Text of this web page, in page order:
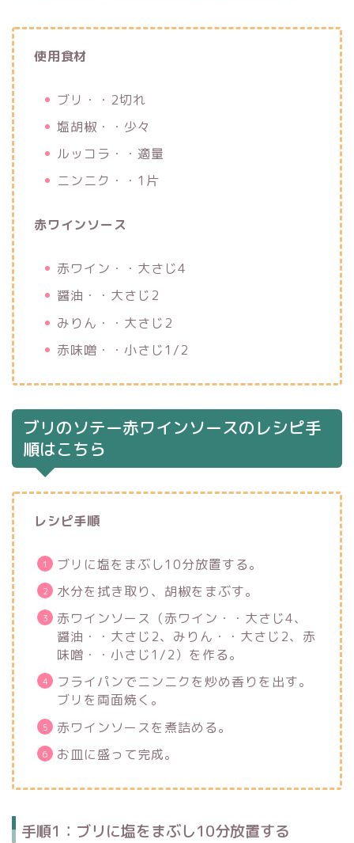
使用食材
ブリ・・2切れ
塩胡椒・・少々
ルッコラ・・適量
ニンニク・・1片
赤ワインソース
赤ワイン・・大さじ4
醤油・・大さじ2
みりん・・大さじ2
赤味噌・・小さじ1/2
ブリのソテー赤ワインソースのレシピ手
順はこちら
レシピ手順
ブリに塩をまぶし10分放置する。
水分を拭き取り、胡椒をまぶす。
赤ワインソース（赤ワイン・・大さじ4、
醤油・・大さじ2、みりん・・大さじ2、赤
味噌・・小さじ1/2）を作る。
フライパンでニンニクを炒め香りを出す。
ブリを両面焼く。
赤ワインソースを煮詰める。
お皿に盛って完成。
手順1：ブリに塩をまぶし10分放置する